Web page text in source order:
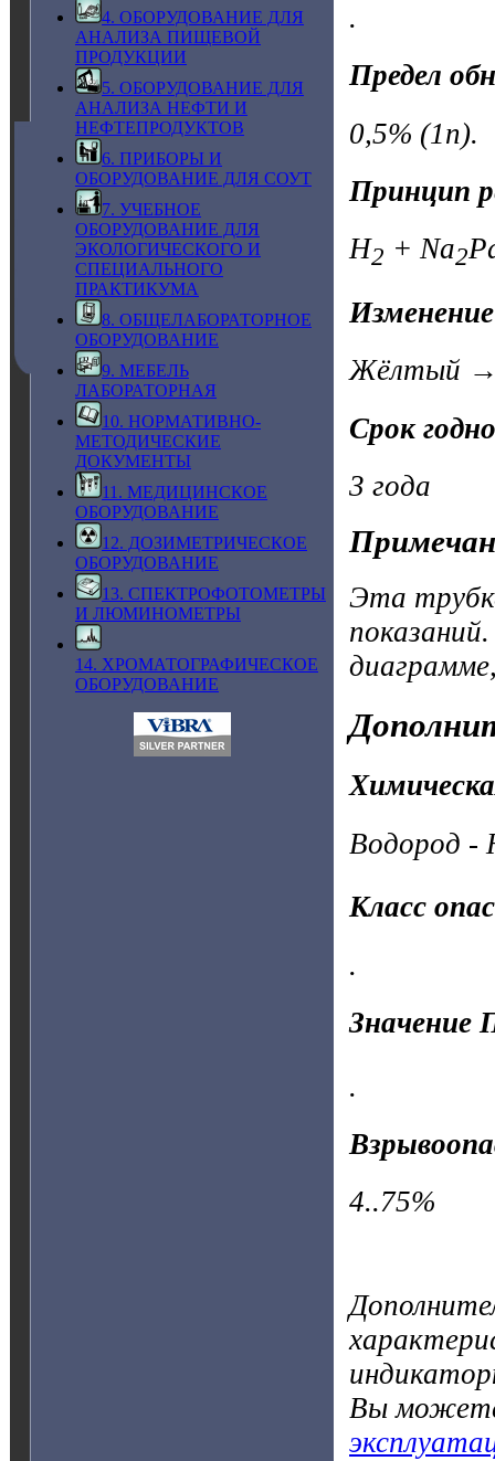
4. ОБОРУДОВАНИЕ ДЛЯ
АНАЛИЗА ПИЩЕВОЙ
ПРОДУКЦИИ
5. ОБОРУДОВАНИЕ ДЛЯ
АНАЛИЗА НЕФТИ И
НЕФТЕПРОДУКТОВ
6. ПРИБОРЫ И
ОБОРУДОВАНИЕ ДЛЯ СОУТ
7. УЧЕБНОЕ
ОБОРУДОВАНИЕ ДЛЯ
ЭКОЛОГИЧЕСКОГО И
СПЕЦИАЛЬНОГО
ПРАКТИКУМА
8. ОБЩЕЛАБОРАТОРНОЕ
ОБОРУДОВАНИЕ
9. МЕБЕЛЬ
ЛАБОРАТОРНАЯ
10. НОРМАТИВНО-
МЕТОДИЧЕСКИЕ
ДОКУМЕНТЫ
11. МЕДИЦИНСКОЕ
ОБОРУДОВАНИЕ
12. ДОЗИМЕТРИЧЕСКОЕ
ОБОРУДОВАНИЕ
13. СПЕКТРОФОТОМЕТРЫ
И ЛЮМИНОМЕТРЫ
14. ХРОМАТОГРАФИЧЕСКОЕ
ОБОРУДОВАНИЕ
.
Предел
0,5% (1n).
Принцип
H2 + Na2
Жёлтый →
Срок
3 года
Эта
Водород -
Класс
.
Значение
.
4..75%
Вы